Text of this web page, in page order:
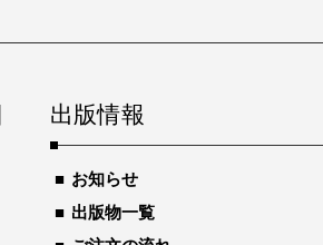
出版情報
お知らせ
出版物一覧